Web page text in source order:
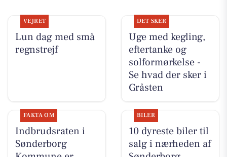
VEJRET
Lun dag med små
regnstrejf
DET SKER
Uge med kegling,
eftertanke og
solformørkelse -
Se hvad der sker i
Gråsten
FAKTA OM
Indbrudsraten i
Sønderborg
BILER
10 dyreste biler til
salg i nærheden af